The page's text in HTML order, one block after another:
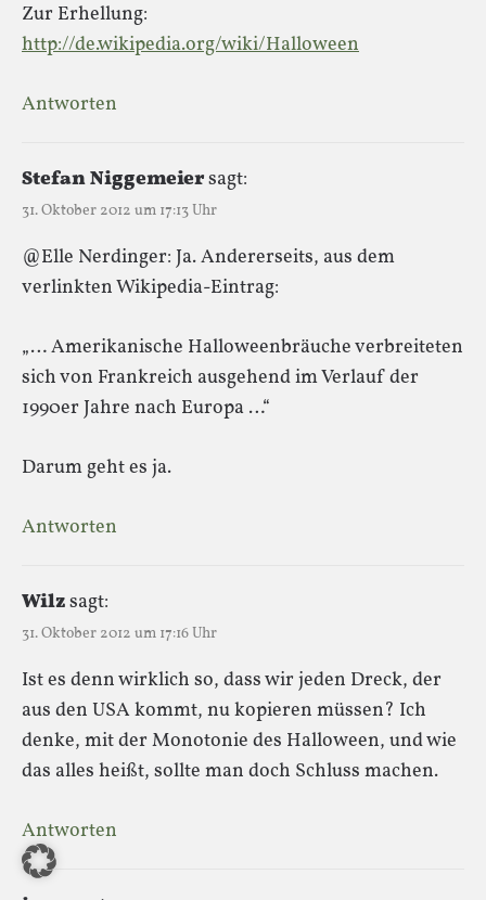
Zur Erhellung:
http://de.wikipedia.org/wiki/Halloween
Antworten
Stefan Niggemeiersagt:
31. Oktober 2012 um 17:13 Uhr
@Elle Nerdinger: Ja. Andererseits, aus dem
verlinkten Wikipedia-Eintrag:
„… Amerikanische Halloweenbräuche verbreiteten
sich von Frankreich ausgehend im Verlauf der
1990er Jahre nach Europa …“
Darum geht es ja.
Antworten
Wilzsagt:
31. Oktober 2012 um 17:16 Uhr
Ist es denn wirklich so, dass wir jeden Dreck, der
aus den USA kommt, nu kopieren müssen? Ich
denke, mit der Monotonie des Halloween, und wie
das alles heißt, sollte man doch Schluss machen.
Antworten